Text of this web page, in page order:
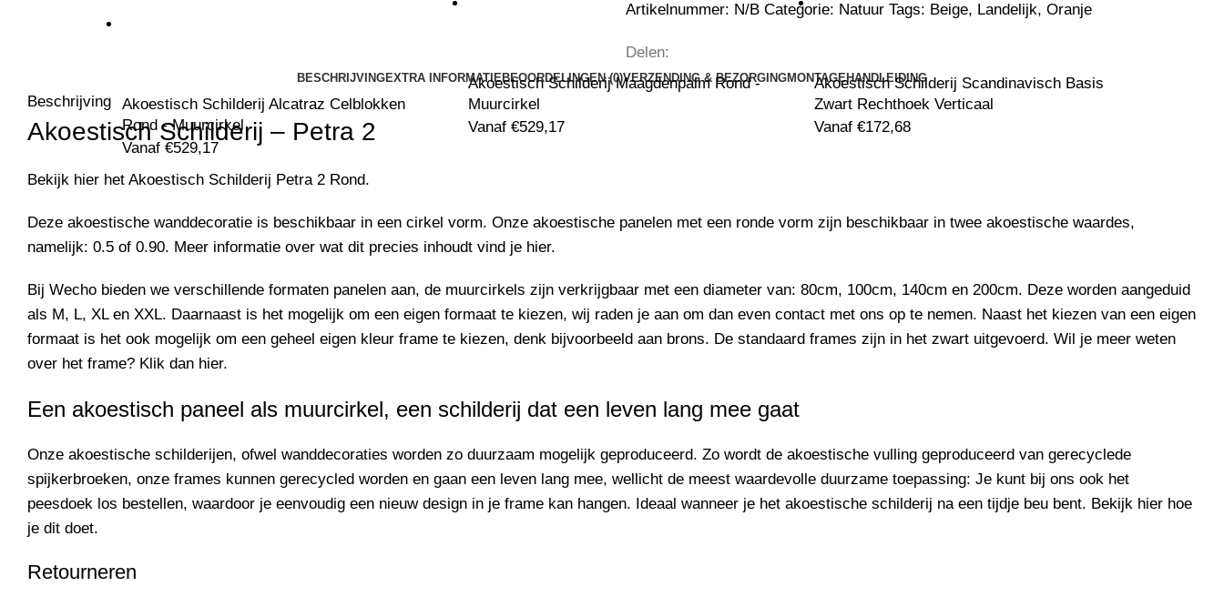
Artikelnummer: N/B Categorie: Natuur Tags: Beige, Landelijk, Oranje
Delen:
BESCHRIJVINGEXTRA INFORMATIEBEOORDELINGEN (0)VERZENDING & BEZORGINGMONTAGEHANDLEIDING
Beschrijving
Akoestisch Schilderij – Petra 2
Bekijk hier het Akoestisch Schilderij Petra 2 Rond.
Deze akoestische wanddecoratie is beschikbaar in een cirkel vorm. Onze akoestische panelen met een ronde vorm zijn beschikbaar in twee akoestische waardes,
namelijk: 0.5 of 0.90. Meer informatie over wat dit precies inhoudt vind je hier.
Bij Wecho bieden we verschillende formaten panelen aan, de muurcirkels zijn verkrijgbaar met een diameter van: 80cm, 100cm, 140cm en 200cm. Deze worden aangeduid
als M, L, XL en XXL. Daarnaast is het mogelijk om een eigen formaat te kiezen, wij raden je aan om dan even contact met ons op te nemen. Naast het kiezen van een eigen
formaat is het ook mogelijk om een geheel eigen kleur frame te kiezen, denk bijvoorbeeld aan brons. De standaard frames zijn in het zwart uitgevoerd. Wil je meer weten
over het frame? Klik dan hier.
Een akoestisch paneel als muurcirkel, een schilderij dat een leven lang mee gaat
Onze akoestische schilderijen, ofwel wanddecoraties worden zo duurzaam mogelijk geproduceerd. Zo wordt de akoestische vulling geproduceerd van gerecyclede
spijkerbroeken, onze frames kunnen gerecycled worden en gaan een leven lang mee, wellicht de meest waardevolle duurzame toepassing: Je kunt bij ons ook het
peesdoek los bestellen, waardoor je eenvoudig een nieuw design in je frame kan hangen. Ideaal wanneer je het akoestische schilderij na een tijdje beu bent. Bekijk hier hoe
je dit doet.
Retourneren
Akoestisch Schilderij Alcatraz Celblokken
Rond - Muurcirkel
Vanaf €529,17
Akoestisch Schilderij Maagdenpalm Rond -
Muurcirkel
Vanaf €529,17
Akoestisch Schilderij Scandinavisch Basis
Zwart Rechthoek Verticaal
Vanaf €172,68